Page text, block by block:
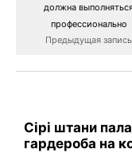
должна
профессионально
Предыдущая запись
Сірі штани
гардероба на